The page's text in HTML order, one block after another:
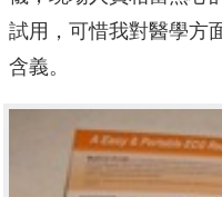
試用，可惜我對醫學方
含義。